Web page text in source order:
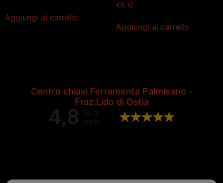
Aggiungi al carrello
€6.12
Aggiungi al carrello
Centro chiavi Ferramenta Palmisano -
Fraz.Lido di Ostia
4,8
Su 5
stelle